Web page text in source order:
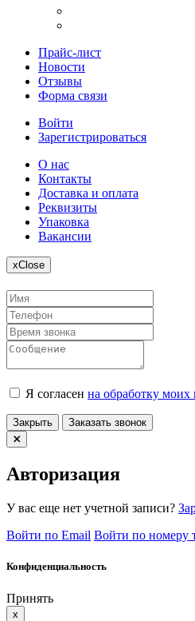
Прайс-лист
Новости
Отзывы
Форма связи
Войти
Зарегистрироваться
О нас
Контакты
Доставка и оплата
Реквизиты
Упаковка
Вакансии
xClose
Я согласен на обработку
Закрыть Заказать звонок
Авторизация
У вас еще нет учетной записи?
Войти по Email Войти по номеру
Конфиденциальность
Принять
x